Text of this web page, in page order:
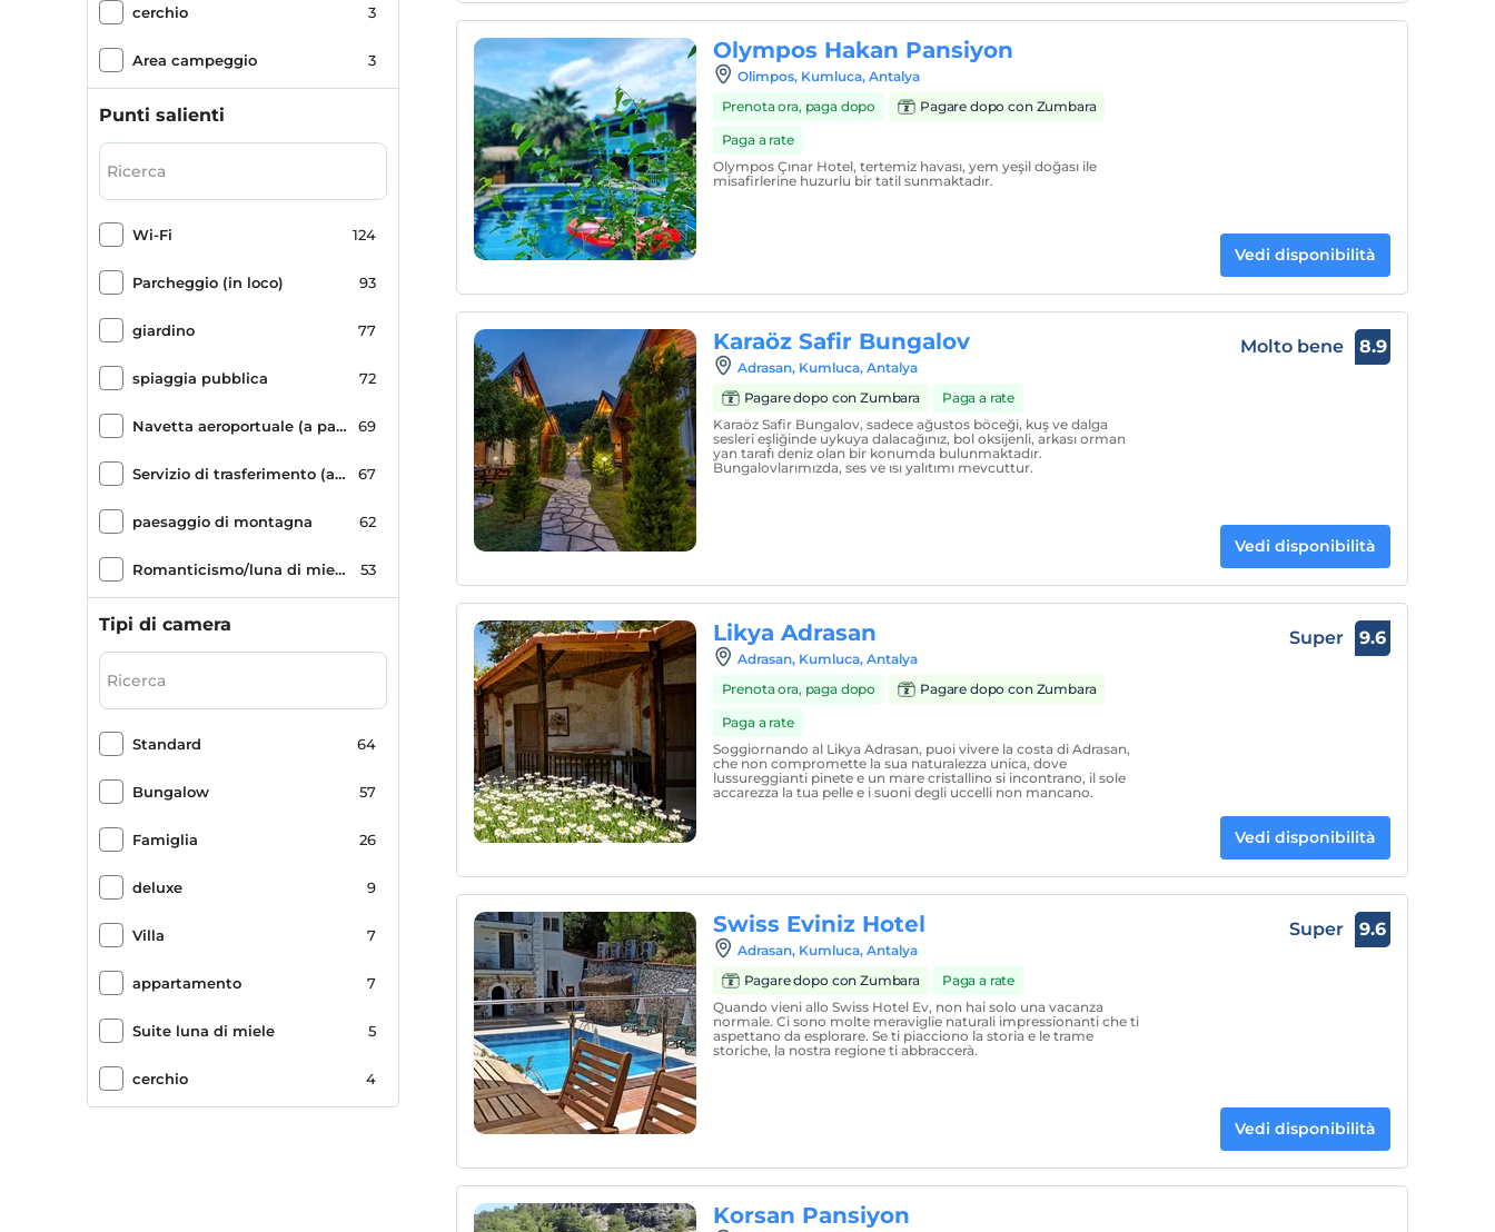
cerchio 3
Area campeggio 3
ostello
Vacanze a casa 1
Punti salienti
Wi-Fi 124
Parcheggio (in loco) 93
giardino 77
spiaggia pubblica 72
Navetta aeroportuale (a pagamento) 69
Servizio di trasferimento (a pagamento) 67
paesaggio di montagna 62
Romanticismo/luna di miele 53
piscina all'aperto
Spiaggia mista di sabbia e ghiaia 41
Tipi di camera
Standard 64
Bungalow 57
Famiglia 26
deluxe 9
Villa 7
appartamento 7
Suite luna di miele 5
cerchio 4
Olympos Hakan Pansiyon
Olimpos, Kumluca, Antalya
Prenota ora, paga dopo
Pagare dopo con Zumbara
Paga a rate
Olympos Çınar Hotel, tertemiz havası, yem yeşil doğası ile
misafirlerine huzurlu bir tatil sunmaktadır.
Vedi disponibilità
Karaöz Safir Bungalov
Adrasan, Kumluca, Antalya
Pagare dopo con Zumbara
Paga a rate
Karaöz Safir Bungalov, sadece ağustos böceği, kuş ve dalga
sesleri eşliğinde uykuya dalacağınız, bol oksijenli, arkası orman
yan tarafı deniz olan bir konumda bulunmaktadır.
Bungalovlarımızda, ses ve ısı yalıtımı mevcuttur.
Molto bene 8.9
Vedi disponibilità
Likya Adrasan
Adrasan, Kumluca, Antalya
Prenota ora, paga dopo
Pagare dopo con Zumbara
Paga a rate
Soggiornando al Likya Adrasan, puoi vivere la costa di Adrasan,
che non compromette la sua naturalezza unica, dove
lussureggianti pinete e un mare cristallino si incontrano, il sole
accarezza la tua pelle e i suoni degli uccelli non mancano.
Super 9.6
Vedi disponibilità
Swiss Eviniz Hotel
Adrasan, Kumluca, Antalya
Pagare dopo con Zumbara
Paga a rate
Quando vieni allo Swiss Hotel Ev, non hai solo una vacanza
normale. Ci sono molte meraviglie naturali impressionanti che ti
aspettano da esplorare. Se ti piacciono la storia e le trame
storiche, la nostra regione ti abbraccerà.
Super 9.6
Vedi disponibilità
Korsan Pansiyon